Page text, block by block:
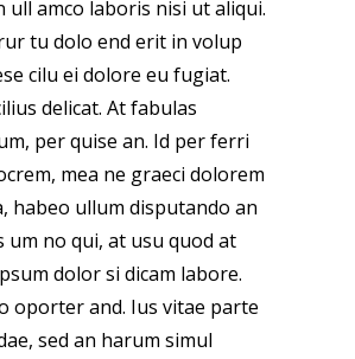
ull amco laboris nisi ut aliqui.
tu dolo end erit in volup
cilu ei dolore eu fugiat.
delicat. At fabulas
per quise an. Id per ferri
mea ne graeci dolorem
habeo ullum disputando an
um no qui, at usu quod at
dolor si dicam labore.
oporter and. Ius vitae parte
sed an harum simul